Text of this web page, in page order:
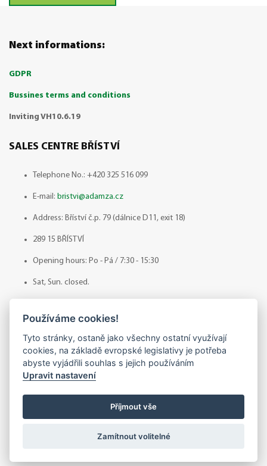
Next informations:
GDPR
Bussines terms and conditions
Inviting VH10.6.19
SALES CENTRE BŘÍSTVÍ
Telephone No.: +420 325 516 099
E-mail: bristvi@adamza.cz
Address: Bříství č.p. 79 (dálnice D11, exit 18)
289 15 BŘÍSTVÍ
Opening hours: Po - Pá / 7:30 - 15:30
Sat, Sun. closed.
SALES CENTRE ZELESICE
Telephone No.: +420 773 338 511
e-mail:zelesice@adamza.cz
Address: Želešice 589
Používáme cookies!
Tyto stránky, ostaně jako všechny ostatní využívají
cookies, na základě evropské legislativy je potřeba
abyste vyjádřili souhlas s jejich používáním
Upravit nastavení
Příjmout vše
Zamítnout volitelné